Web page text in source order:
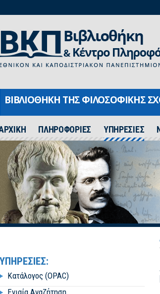
ΒΙΒΛΙΟΘΗΚΗ ΤΗΣ ΦΙΛΟΣΟΦΙΚΗΣ
ΠΛΗΡΟΦΟΡΙΕΣ ΥΠΗΡΕΣΙΕΣ
ΥΠΗΡΕΣΙΕΣ:
Κατάλογος (OPAC)
Ενιαία Αναζήτηση